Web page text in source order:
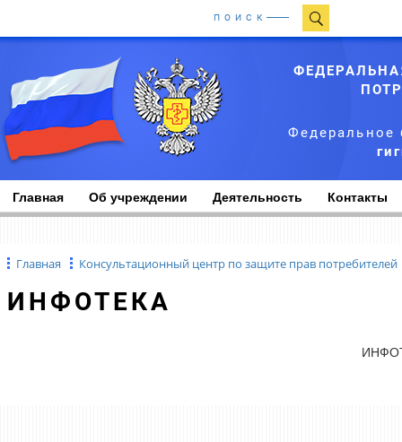
ПОИСК
Федеральное
Главная Об учреждении Деятельность Контакты
Главная Консультационный центр по защите прав потребителей
ИНФОТЕКА